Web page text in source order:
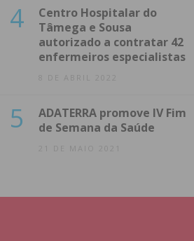
4
Centro Hospitalar do
Tâmega e Sousa
autorizado a contratar 42
enfermeiros especialistas
8 DE ABRIL 2022
5
ADATERRA promove IV Fim
de Semana da Saúde
21 DE MAIO 2021